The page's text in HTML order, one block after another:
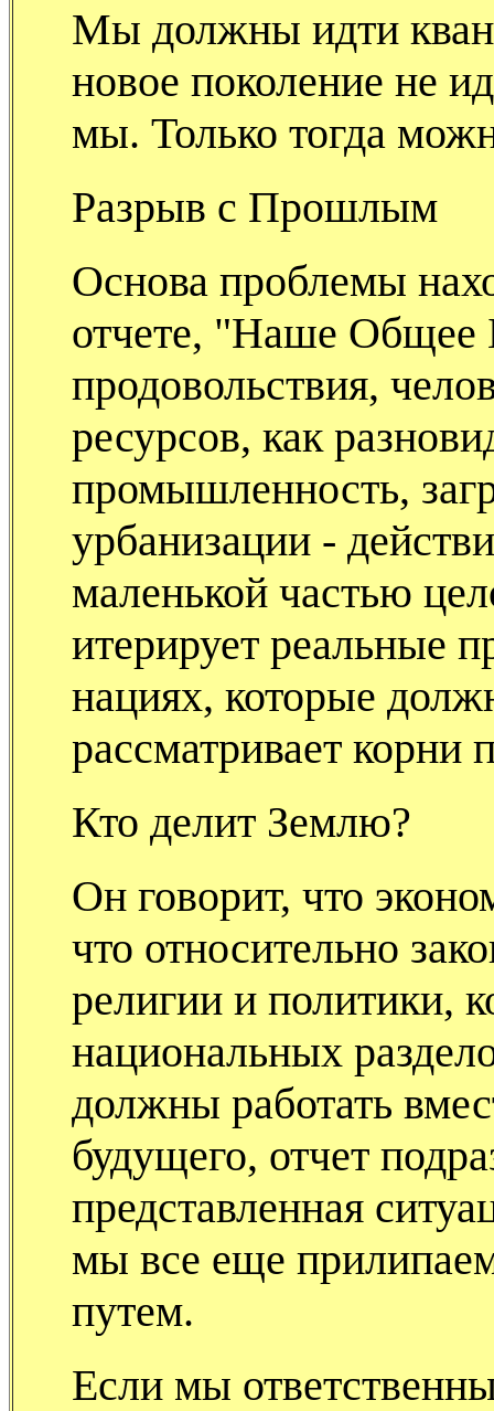
Мы должны идти
новое поколение не
мы. Только тогда
Разрыв с Прошлым
Основа проблемы
отчете, "Наше Общее
продовольствия,
ресурсов, как
промышленность,
урбанизации -
маленькой частью
итерирует реальные
нациях, которые
рассматривает корни
Кто делит Землю?
Он говорит, что
что относительно
религии и политики,
национальных
должны работать
будущего, отчет
представленная
мы все еще
путем.
Если мы